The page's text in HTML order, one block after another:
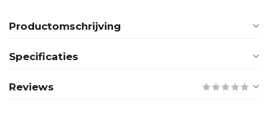
Productomschrijving
Specificaties
Reviews